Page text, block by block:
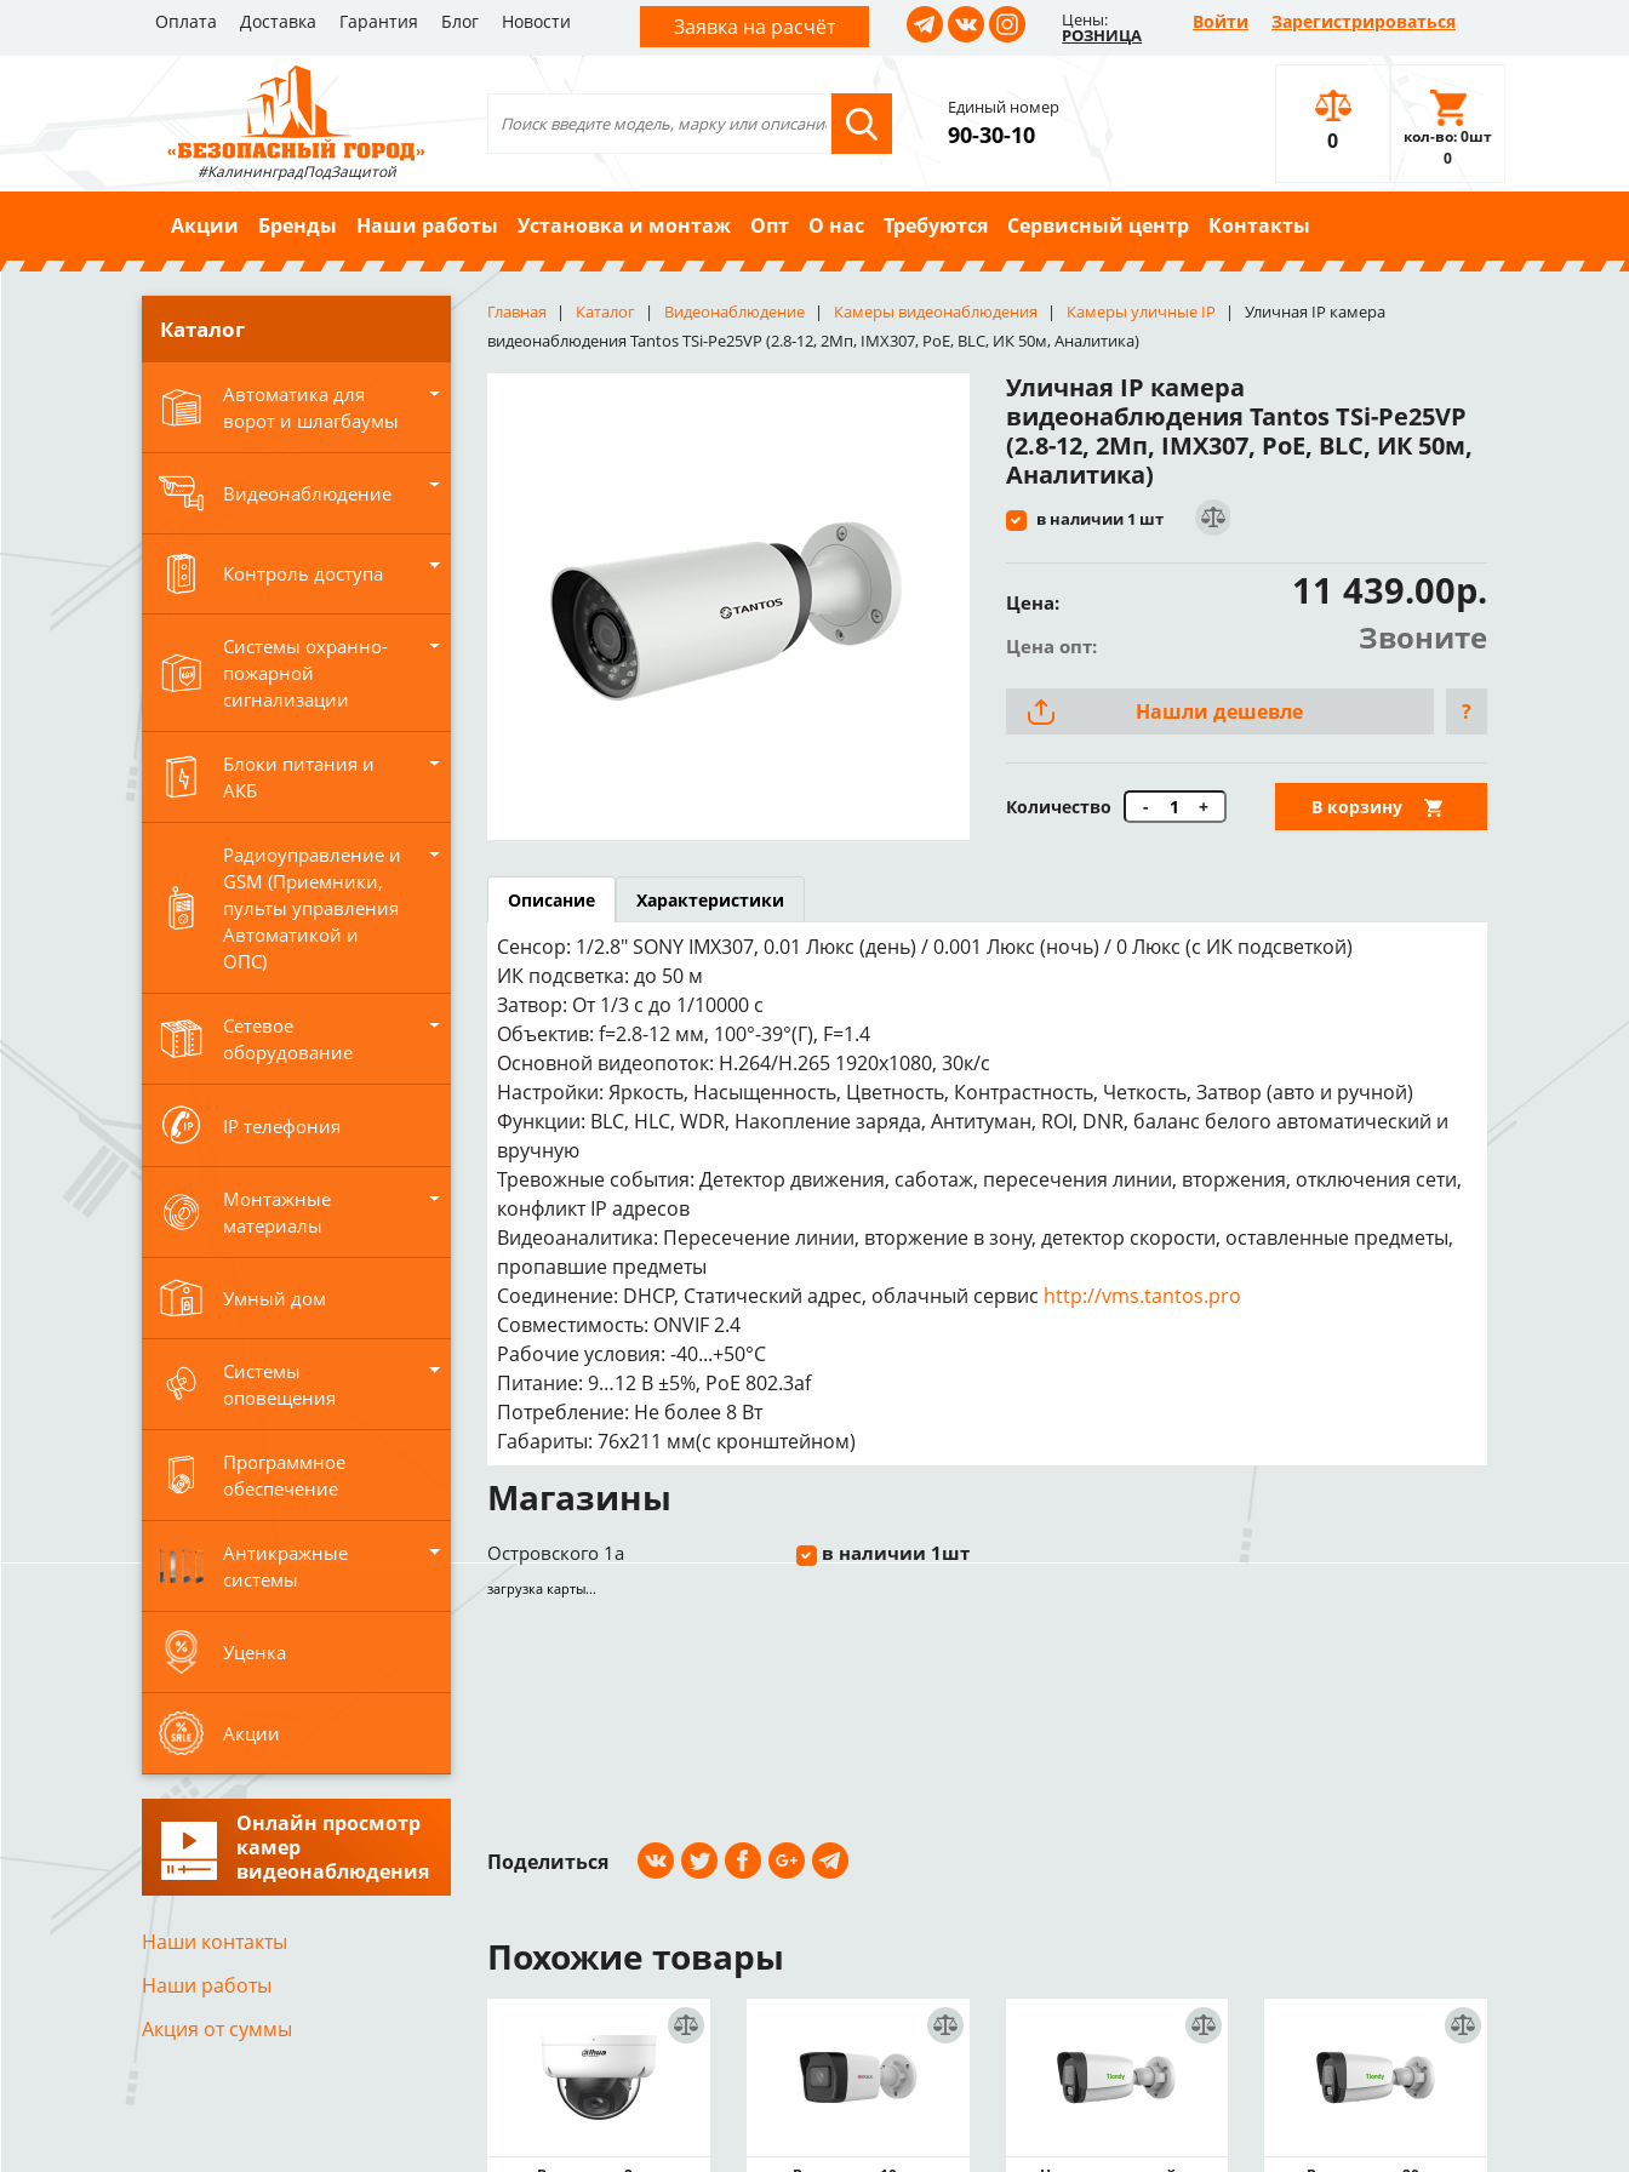
Оплата Доставка Гарантия Блог Новости Заявка на расчёт Цены:
РОЗНИЦА
Войти Зарегистрироваться
#КалининградПодЗащитой
Единый номер
90-30-10 0
кол-во: 0шт
0
Акции Бренды Наши работы Установка и монтаж Опт О нас Требуются Сервисный центр Контакты
Каталог
Автоматика для
ворот и шлагбаумы
Видеонаблюдение
Контроль доступа
Системы охранно-
пожарной
сигнализации
Блоки питания и
АКБ
Радиоуправление и
GSM (Приемники,
пульты управления
Автоматикой и
ОПС)
Сетевое
оборудование
IP телефония
Монтажные
материалы
Умный дом
Системы
оповещения
Программное
обеспечение
Антикражные
системы
Уценка
Акции
Онлайн просмотр
камер
видеонаблюдения
Наши контакты
Наши работы
Акция от суммы
Главная Каталог Видеонаблюдение Камеры видеонаблюдения Камеры уличные IP
Уличная IP камера
видеонаблюдения Tantos TSi-Pe25VP (2.8-12, 2Мп, IMX307, PoE, BLC, ИК 50м, Аналитика)
Уличная IP камера
видеонаблюдения Tantos TSi-Pe25VP
(2.8-12, 2Мп, IMX307, PoE, BLC, ИК 50м,
Аналитика)
в наличии 1 шт
Цена: 11 439.00р.
Цена опт: Звоните
Нашли дешевле ?
Количество - + В корзину
Описание Характеристики
Сенсор: 1/2.8" SONY IMX307, 0.01 Люкс (день) / 0.001 Люкс (ночь) / 0 Люкс (с ИК подсветкой)
ИК подсветка: до 50 м
Затвор: От 1/3 с до 1/10000 с
Объектив: f=2.8-12 мм, 100°-39°(Г), F=1.4
Основной видеопоток: H.264/H.265 1920x1080, 30к/с
Настройки: Яркость, Насыщенность, Цветность, Контрастность, Четкость, Затвор (авто и ручной)
Функции: BLC, HLC, WDR, Накопление заряда, Антитуман, ROI, DNR, баланс белого автоматический и
вручную
Тревожные события: Детектор движения, саботаж, пересечения линии, вторжения, отключения сети,
конфликт IP адресов
Видеоаналитика: Пересечение линии, вторжение в зону, детектор скорости, оставленные предметы,
пропавшие предметы
Соединение: DHCP, Статический адрес, облачный сервис http://vms.tantos.pro
Совместимость: ONVIF 2.4
Рабочие условия: -40...+50°С
Питание: 9…12 В ±5%, PoE 802.3af
Потребление: Не более 8 Вт
Габариты: 76х211 мм(с кронштейном)
Магазины
Островского 1а в наличии 1шт
загрузка карты...
Поделиться
Похожие товары